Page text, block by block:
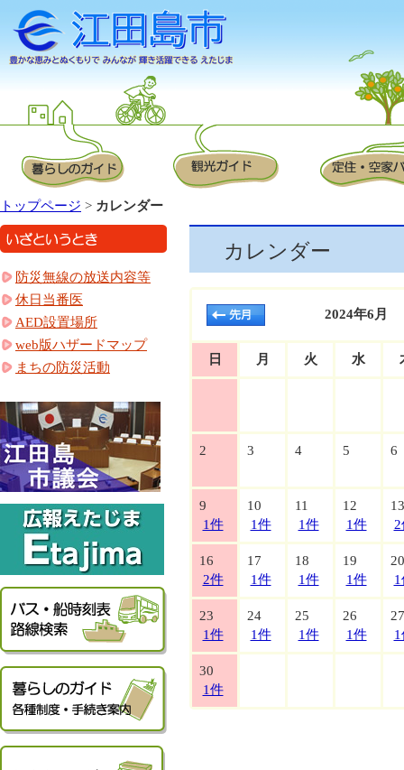
トップページ > カレンダー
カレンダー
2024年6月
日 月 火 水
2 3 4 5 6
9
1件
10
1件
11
1件
12
1件
13
16
2件
17
1件
18
1件
19
1件
20
23
1件
24
1件
25
1件
26
1件
27
30
1件
防災無線の放送内容等
休日当番医
AED設置場所
web版ハザードマップ
まちの防災活動